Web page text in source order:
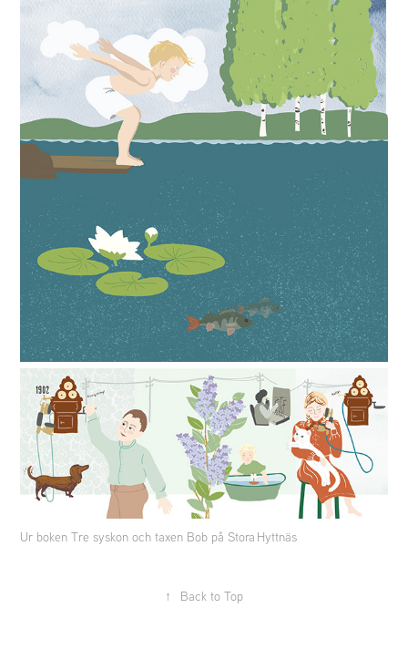
Ur boken Tre syskon och taxen Bob på Stora Hyttnäs
↑ Back to Top